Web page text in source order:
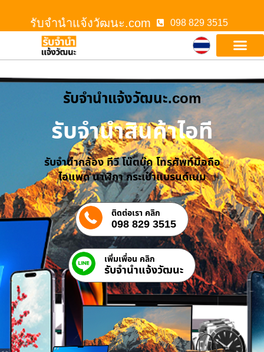
รับจํานําแจ้งวัฒนะ.com 098 829 3515
รับจํานําแจ้งวัฒนะ.com
รับจำนำสินค้าไอที
รับจำนำกล้อง ทีวี โน๊ตบุ๊ค โทรศัพท์มือถือ
ไอแพด นาฬิกา กระเป๋าแบรนด์เนม
ติดต่อเรา คลิก
098 829 3515
เพิ่มเพื่อน คลิก
รับจํานําแจ้งวัฒนะ